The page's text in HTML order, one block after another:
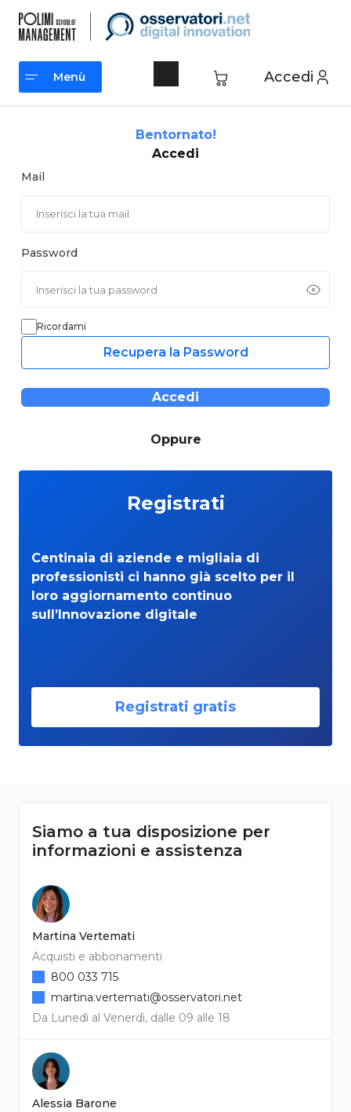
contenuto
Accedi
Menù
Bentornato!
Accedi
Mail
Password
Ricordami
Recupera la Password
Accedi
Oppure
Registrati
Centinaia di aziende e migliaia di
professionisti ci hanno già scelto per il
loro aggiornamento continuo
sull’Innovazione digitale
Registrati gratis
Siamo a tua disposizione per
informazioni e assistenza
Martina Vertemati
Acquisti e abbonamenti
Da Lunedì al Venerdì, dalle 09 alle 18
800 033 715
martina.vertemati@osservatori.net
Alessia Barone